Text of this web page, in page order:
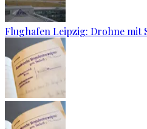
Flughafen Leipzig: Drohne